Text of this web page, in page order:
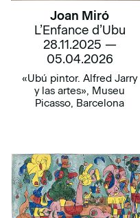
Joan Miró
L’Enfance d’Ubu
28.11.2025 —
05.04.2026
«Ubú pintor. Alfred Jarry
y las artes», Museu
Picasso, Barcelona